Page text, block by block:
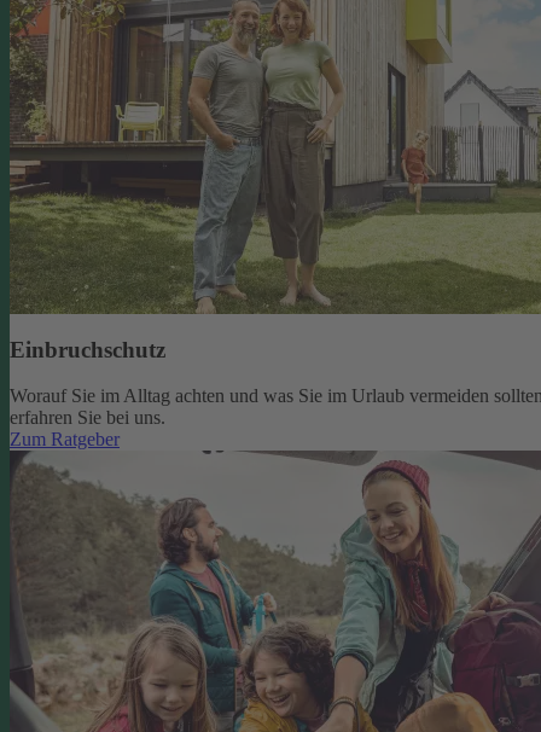
Einbruchschutz
Worauf Sie im Alltag achten und was Sie im Urlaub vermeiden
erfahren Sie bei uns.
Zum Ratgeber